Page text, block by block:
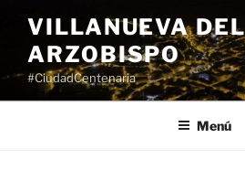
contenido
VILLANUEVA DEL
ARZOBISPO
#CiudadCentenaria
Menú